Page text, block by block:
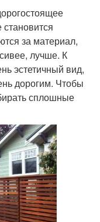
за материал,
лучше. К
эстетичный вид,
дорогим. Чтобы
сплошные